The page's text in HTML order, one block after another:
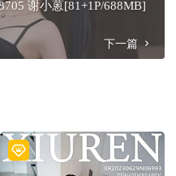
谢小蒽[81+1P/688MB]
下一篇